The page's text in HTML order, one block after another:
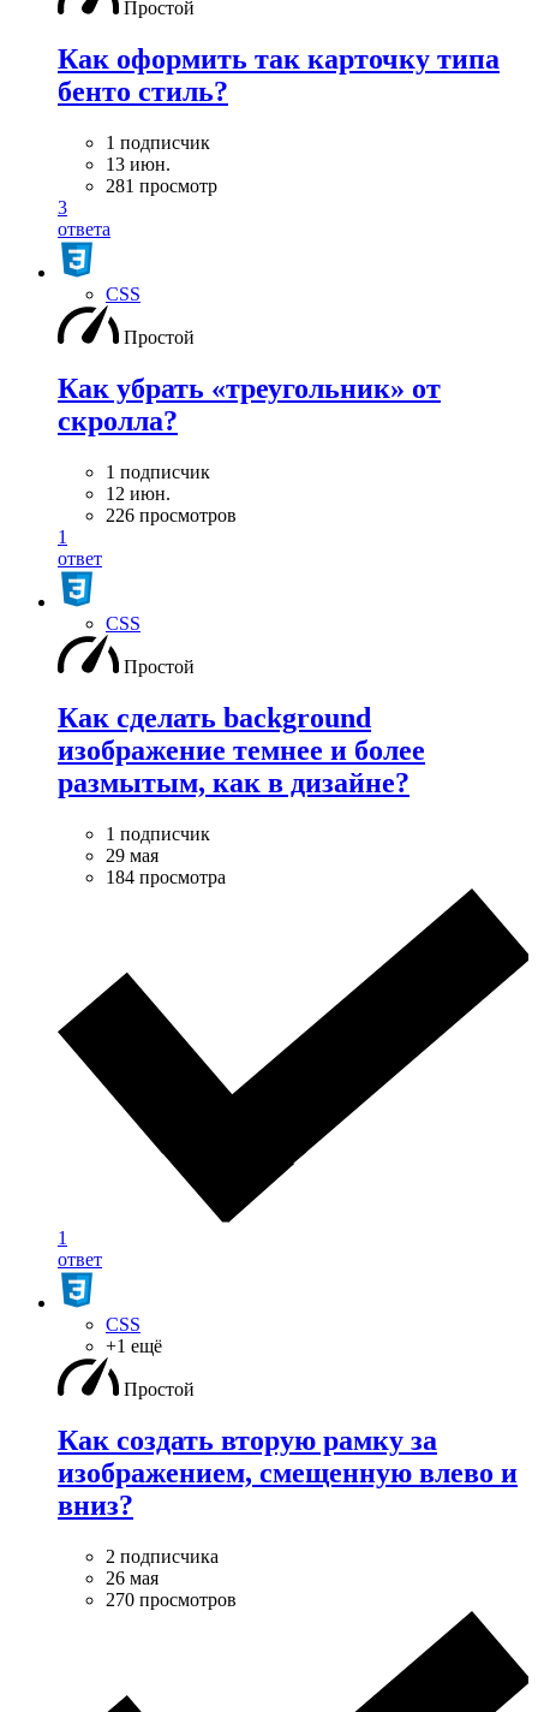
Простой
Как оформить так карточку типа
бенто стиль?
1 подписчик
13 июн.
281 просмотр
3
ответа
CSS
Простой
Как убрать «треугольник» от
скролла?
1 подписчик
12 июн.
226 просмотров
1
ответ
CSS
Простой
Как сделать background
изображение темнее и более
размытым, как в дизайне?
1 подписчик
29 мая
184 просмотра
1
ответ
CSS
+1 ещё
Простой
Как создать вторую рамку за
изображением, смещенную влево и
вниз?
2 подписчика
26 мая
270 просмотров